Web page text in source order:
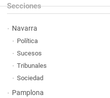
Secciones
Navarra
Política
Sucesos
Tribunales
Sociedad
Pamplona